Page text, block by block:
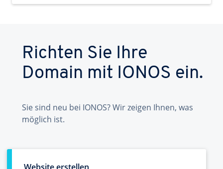
Richten Sie Ihre
Domain mit IONOS ein.
Sie sind neu bei IONOS? Wir zeigen Ihnen, was
möglich ist.